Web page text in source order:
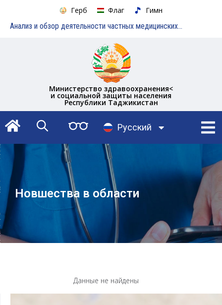
Герб Флаг
Гимн
Анализ и обзор деятельности частных медицинских учреждений
Министерство здравоохранения<
и социальной защиты населения
Республики Таджикистан
Русский
English
Тоҷикӣ
Новшества в области
Данные не найдены